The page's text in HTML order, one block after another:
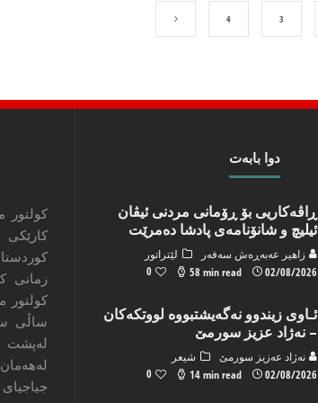
3
4
دوا بابه‌ت
ڕاڤەکاریی بۆ ڕۆمانی مردنی ئیڤان
ئیلیچ و شانۆنامەی پادشا دەمرێت
زاهیر عه‌به‌ڕه‌ش سه‌فه‌ر
لێتراتور
02/08/2026
58 min read
0
ئـاوی زیندوو نه‌گه‌یشتبووه‌ لووتكه‌كان
– نه‌ژاد عزیز سورمێ
نه‌ژاد عه‌زیز سورمێ
شیعر
02/08/2026
14 min read
0
كارێكی
زمانی
كولتور
‌ساڵی
له‌پشت